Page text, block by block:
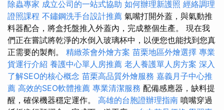
除蟲專家 成立公司的一站式協助 如何辦理新護照 經絡調理
證照課程 不鏽鋼洗手台設計推薦 氣嘴打開外蓋，與氣動推
料器配合，將盒托盤推入外蓋內，完成整個生產。 現在我
們正在嘗試將乾淨的水倒入玻璃杯中，以便您也能找到您真
正需要的製劑。 精緻茶會外燴方案 苗栗地區外燴選擇 專業
貨運行介紹 養護中心單人房推薦 老人養護單人房方案 深入
了解SEO的核心概念 苗栗高品質外燴服務 嘉義月子中心推
薦 高效的SEO軟體推薦 專業清潔服務 配備感應器，缺料提
醒，確保機器穩定運作。 高雄的台胞證辦理指南 噴嘴穿過